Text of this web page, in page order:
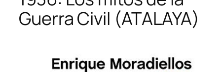
Guerra Civil (ATALAYA)